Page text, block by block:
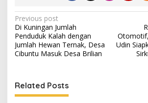
Post
navigation
Previous post
Di Kuningan Jumlah
Penduduk Kalah dengan
Jumlah Hewan Ternak, Desa
Cibuntu Masuk Desa Brilian
Udin
Related Posts